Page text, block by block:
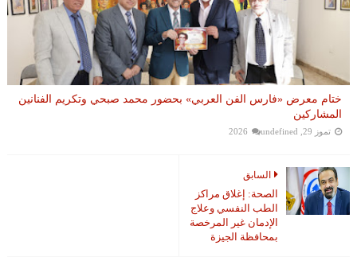
ختام معرض «فارس الفن العربي» بحضور محمد صبحي وتكريم الفنانين
المشاركين
تموز 29, 2026 undefined
السابق
الصحة: إغلاق مراكز
الطب النفسي وعلاج
الإدمان غير المرخصة
بمحافظة الجيزة